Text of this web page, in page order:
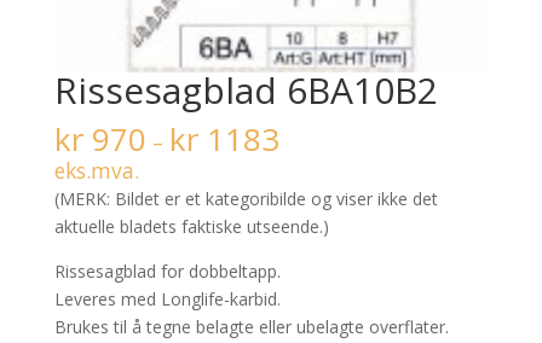
Rissesagblad 6BA10B2
kr970 – kr1183
eks.mva.
(MERK: Bildet er et kategoribilde og viser ikke det
aktuelle bladets faktiske utseende.)
Rissesagblad for dobbeltapp.
Leveres med Longlife-karbid.
Brukes til å tegne belagte eller ubelagte overflater.